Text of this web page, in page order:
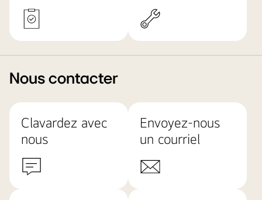
Nous contacter
Clavardez avec
nous
Envoyez-nous
un courriel